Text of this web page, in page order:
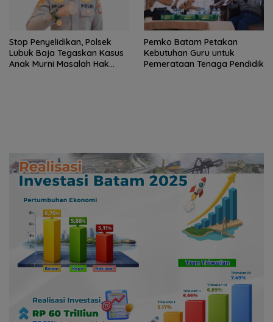
Stop Penyelidikan, Polsek
Lubuk Baja Tegaskan Kasus
Anak Murni Masalah Hak
Pemko Batam Petakan
Kebutuhan Guru untuk
Pemerataan Tenaga Pendidik